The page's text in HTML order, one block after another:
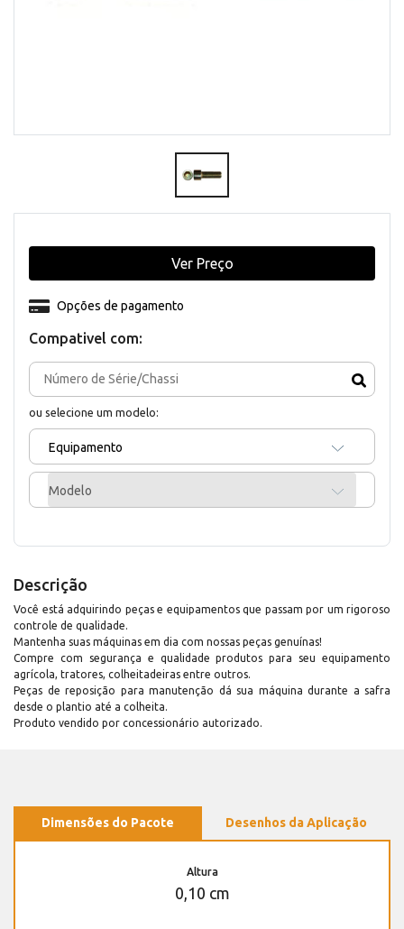
Compativel com:
ou selecione um modelo:
Equipamento
Modelo
Opções de pagamento
Ver Preço
Descrição
Você está adquirindo peças e equipamentos que passam por um rigoroso
controle de qualidade.
Mantenha suas máquinas em dia com nossas peças genuínas!
Compre com segurança e qualidade produtos para seu equipamento
agrícola, tratores, colheitadeiras entre outros.
Peças de reposição para manutenção dá sua máquina durante a safra
desde o plantio até a colheita.
Produto vendido por concessionário autorizado.
Dimensões do Pacote Desenhos da Aplicação
Altura
0,10 cm